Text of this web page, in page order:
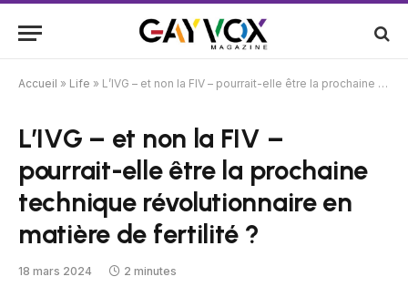
Accueil » Life » L’IVG – et non la FIV – pourrait-elle être la prochaine technique révolutionnaire en matière de fertilité ?
L’IVG – et non la FIV –
pourrait-elle être la prochaine
technique révolutionnaire en
matière de fertilité ?
18 mars 2024 2 minutes